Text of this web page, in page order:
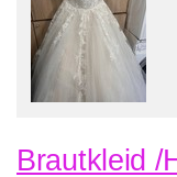
Brautkleid /